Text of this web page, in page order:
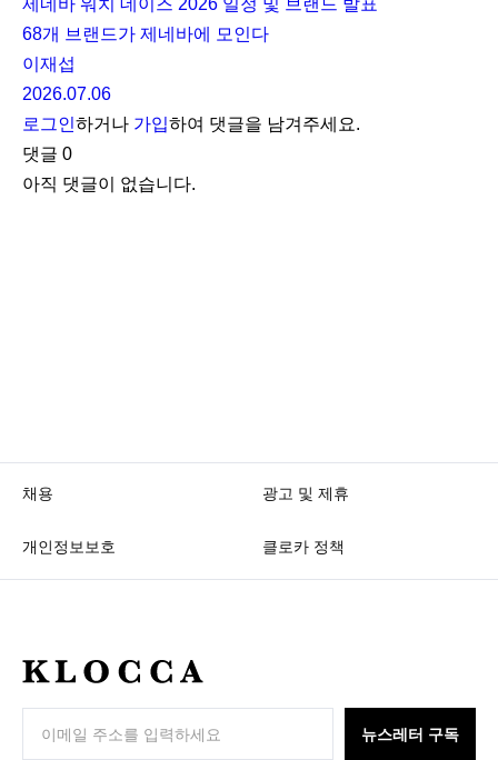
68개 브랜드가 제네바에 모인다
이재섭
2026.07.06
로그인하거나 가입하여 댓글을 남겨주세요.
댓글 0
아직 댓글이 없습니다.
채용 광고 및 제휴
개인정보보호 클로카 정책
K
뉴스레터 구독